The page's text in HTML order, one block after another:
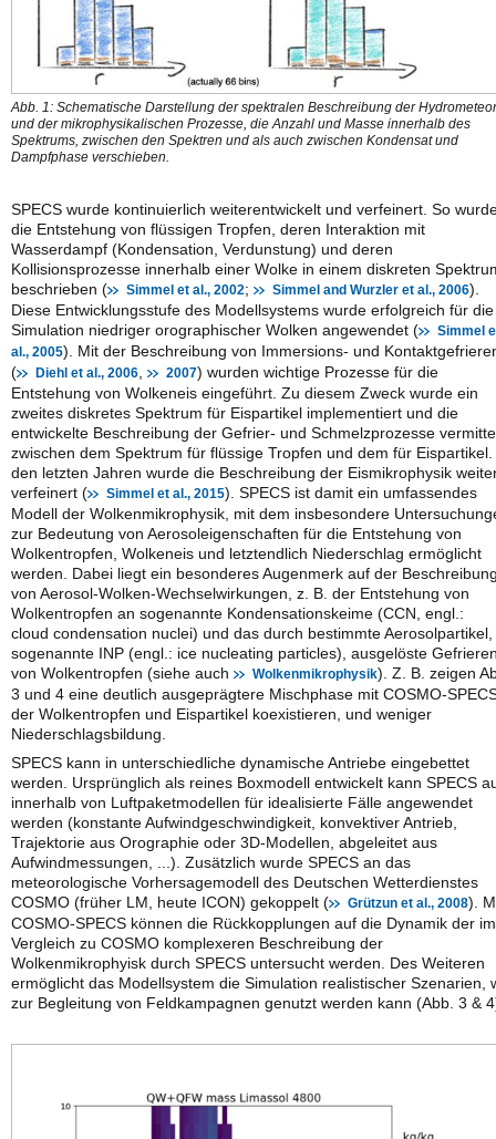
Abb. 1: Schematische Darstellung der spektralen Beschreibung der
und der mikrophysikalischen Prozesse, die Anzahl und Masse innerhalb des
Spektrums, zwischen den Spektren und als auch zwischen Kondensat und
Dampfphase verschieben.
SPECS wurde kontinuierlich weiterentwickelt und verfeinert. So
die Entstehung von flüssigen Tropfen, deren Interaktion mit
Wasserdampf (Kondensation, Verdunstung) und deren
Kollisionsprozesse innerhalb einer Wolke in einem diskreten
beschrieben (
Simmel et al., 2002; Simmel and Wurzler et al., 2006).
Diese Entwicklungsstufe des Modellsystems wurde erfolgreich für die
Simulation niedriger orographischer Wolken angewendet (
Simmel
al., 2005). Mit der Beschreibung von Immersions- und
(
Diehl et al., 2006 2007) wurden wichtige Prozesse für die
Entstehung von Wolkeneis eingeführt. Zu diesem Zweck wurde ein
zweites diskretes Spektrum für Eispartikel implementiert und die
entwickelte Beschreibung der Gefrier- und Schmelzprozesse
zwischen dem Spektrum für flüssige Tropfen und dem für Eispartikel.
den letzten Jahren wurde die Beschreibung der Eismikrophysik
verfeinert (
Simmel et al., 2015). SPECS ist damit ein umfassendes
Modell der Wolkenmikrophysik, mit dem insbesondere
zur Bedeutung von Aerosoleigenschaften für die Entstehung von
Wolkentropfen, Wolkeneis und letztendlich Niederschlag ermöglicht
werden. Dabei liegt ein besonderes Augenmerk auf der
von Aerosol-Wolken-Wechselwirkungen, z. B. der Entstehung von
Wolkentropfen an sogenannte Kondensationskeime (CCN, engl.:
cloud condensation nuclei) und das durch bestimmte Aerosolpartikel,
sogenannte INP (engl.: ice nucleating particles), ausgelöste
von Wolkentropfen (siehe auch
Wolkenmikrophysik). Z. B. zeigen
3 und 4 eine deutlich ausgeprägtere Mischphase mit COSMO-
der Wolkentropfen und Eispartikel koexistieren, und weniger
Niederschlagsbildung.
SPECS kann in unterschiedliche dynamische Antriebe eingebettet
werden. Ursprünglich als reines Boxmodell entwickelt kann SPECS
innerhalb von Luftpaketmodellen für idealisierte Fälle angewendet
werden (konstante Aufwindgeschwindigkeit, konvektiver Antrieb,
Trajektorie aus Orographie oder 3D-Modellen, abgeleitet aus
Aufwindmessungen, ...). Zusätzlich wurde SPECS an das
meteorologische Vorhersagemodell des Deutschen Wetterdienstes
COSMO (früher LM, heute ICON) gekoppelt (
Grützun et al., 2008).
COSMO-SPECS können die Rückkopplungen auf die Dynamik der im
Vergleich zu COSMO komplexeren Beschreibung der
Wolkenmikrophyisk durch SPECS untersucht werden. Des Weiteren
ermöglicht das Modellsystem die Simulation realistischer Szenarien,
zur Begleitung von Feldkampagnen genutzt werden kann (Abb. 3 &